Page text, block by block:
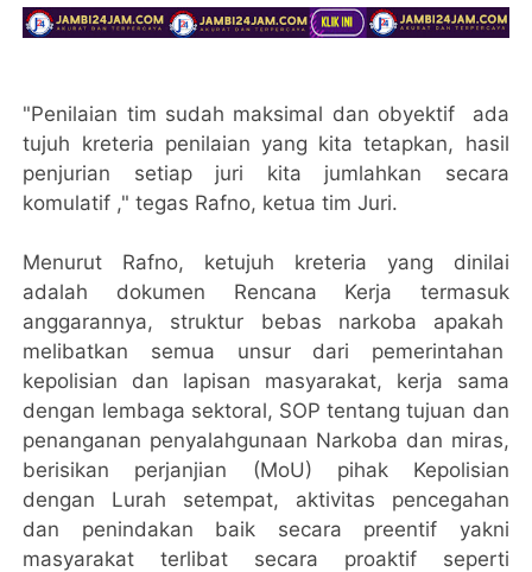
"Penilaian tim sudah maksimal dan obyektif ada
tujuh kreteria penilaian yang kita tetapkan, hasil
penjurian setiap juri kita jumlahkan secara
komulatif ," tegas Rafno, ketua tim Juri.
Menurut Rafno, ketujuh kreteria yang dinilai
adalah dokumen Rencana Kerja termasuk
anggarannya, struktur bebas narkoba apakah
melibatkan semua unsur dari pemerintahan
kepolisian dan lapisan masyarakat, kerja sama
dengan lembaga sektoral, SOP tentang tujuan dan
penanganan penyalahgunaan Narkoba dan miras,
berisikan perjanjian (MoU) pihak Kepolisian
dengan Lurah setempat, aktivitas pencegahan
dan penindakan baik secara preentif yakni
masyarakat terlibat secara proaktif seperti